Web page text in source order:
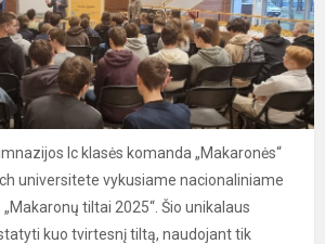
Ic klasės komanda „Makaronės“
universitete vykusiame nacionaliniame
tiltai 2025“. Šio unikalaus
kuo tvirtesnį tiltą, naudojant tik